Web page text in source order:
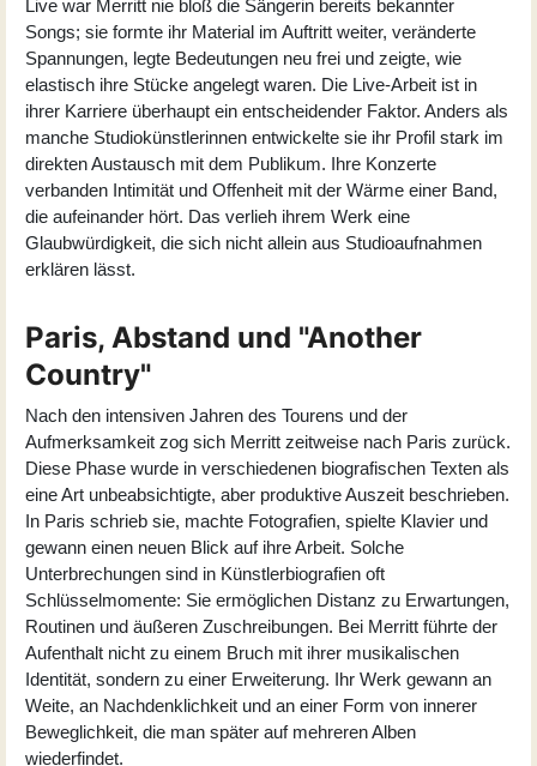
Live war Merritt nie bloß die Sängerin bereits bekannter
Songs; sie formte ihr Material im Auftritt weiter, veränderte
Spannungen, legte Bedeutungen neu frei und zeigte, wie
elastisch ihre Stücke angelegt waren. Die Live-Arbeit ist in
ihrer Karriere überhaupt ein entscheidender Faktor. Anders als
manche Studiokünstlerinnen entwickelte sie ihr Profil stark im
direkten Austausch mit dem Publikum. Ihre Konzerte
verbanden Intimität und Offenheit mit der Wärme einer Band,
die aufeinander hört. Das verlieh ihrem Werk eine
Glaubwürdigkeit, die sich nicht allein aus Studioaufnahmen
erklären lässt.
Paris, Abstand und "Another
Country"
Nach den intensiven Jahren des Tourens und der
Aufmerksamkeit zog sich Merritt zeitweise nach Paris zurück.
Diese Phase wurde in verschiedenen biografischen Texten als
eine Art unbeabsichtigte, aber produktive Auszeit beschrieben.
In Paris schrieb sie, machte Fotografien, spielte Klavier und
gewann einen neuen Blick auf ihre Arbeit. Solche
Unterbrechungen sind in Künstlerbiografien oft
Schlüsselmomente: Sie ermöglichen Distanz zu Erwartungen,
Routinen und äußeren Zuschreibungen. Bei Merritt führte der
Aufenthalt nicht zu einem Bruch mit ihrer musikalischen
Identität, sondern zu einer Erweiterung. Ihr Werk gewann an
Weite, an Nachdenklichkeit und an einer Form von innerer
Beweglichkeit, die man später auf mehreren Alben
wiederfindet.